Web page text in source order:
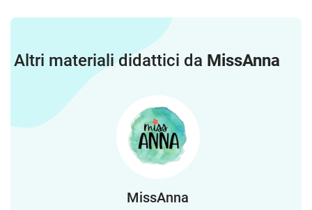
Altri materiali didattici da MissAnna
MissAnna